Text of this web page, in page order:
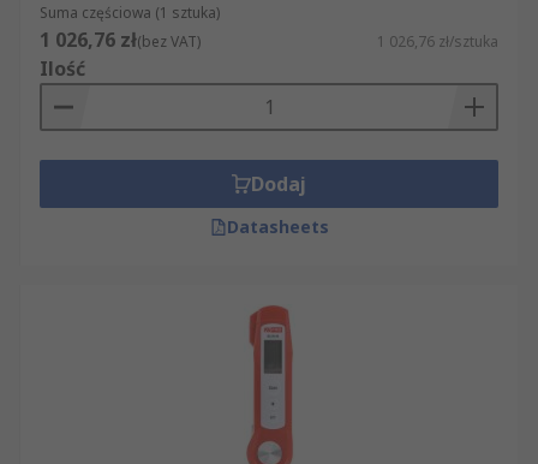
Suma częściowa (1 sztuka)
1 026,76 zł(bez VAT) 1 026,76 zł/sztuka
Ilość
Dodaj
Datasheets